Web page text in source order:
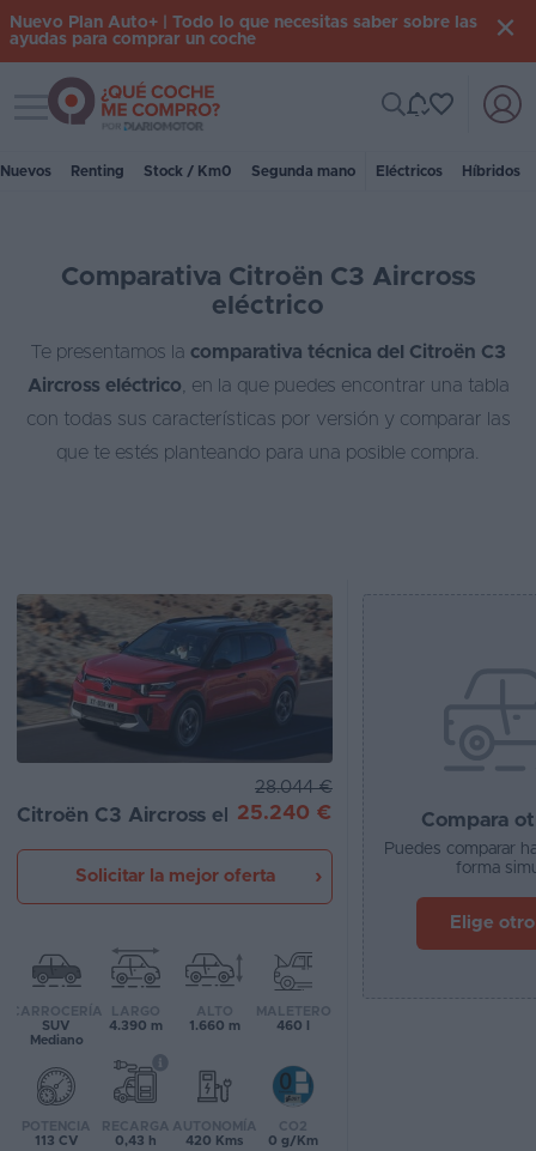
Iniciar
Coches
Renting
Suscripción
Stock
mano
Eléctricos
Híbridos
Foro
opiniones
Guías
de
compra
Comparador
Favoritos
Nuevo Plan Auto+ | Todo lo que necesitas saber sobre las
ayudas para comprar un coche
Toggle navigation
Nuevos Renting Stock / Km0 Segunda mano Eléctricos Híbridos
Comparativa Citroën C3 Aircross
eléctrico
Te presentamos la comparativa técnica del Citroën C3
Aircross eléctrico , en la que puedes encontrar una tabla
con todas sus características por versión y comparar las
que te estés planteando para una posible compra.
Citroën C3 Aircross eléctrico
28.044 €
25.240 €
Solicitar la mejor oferta
CARROCERÍA
SUV
Mediano
LARGO
4.390 m
ALTO
1.660 m
MALETERO
460 l
POTENCIA
113 CV
RECARGA
0,43 h
AUTONOMÍA
420 Kms
CO2
0 g/Km
Compara
Puedes comparar
forma
Elige